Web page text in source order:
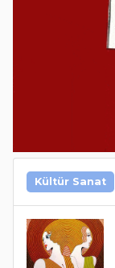
Kültür Sanat